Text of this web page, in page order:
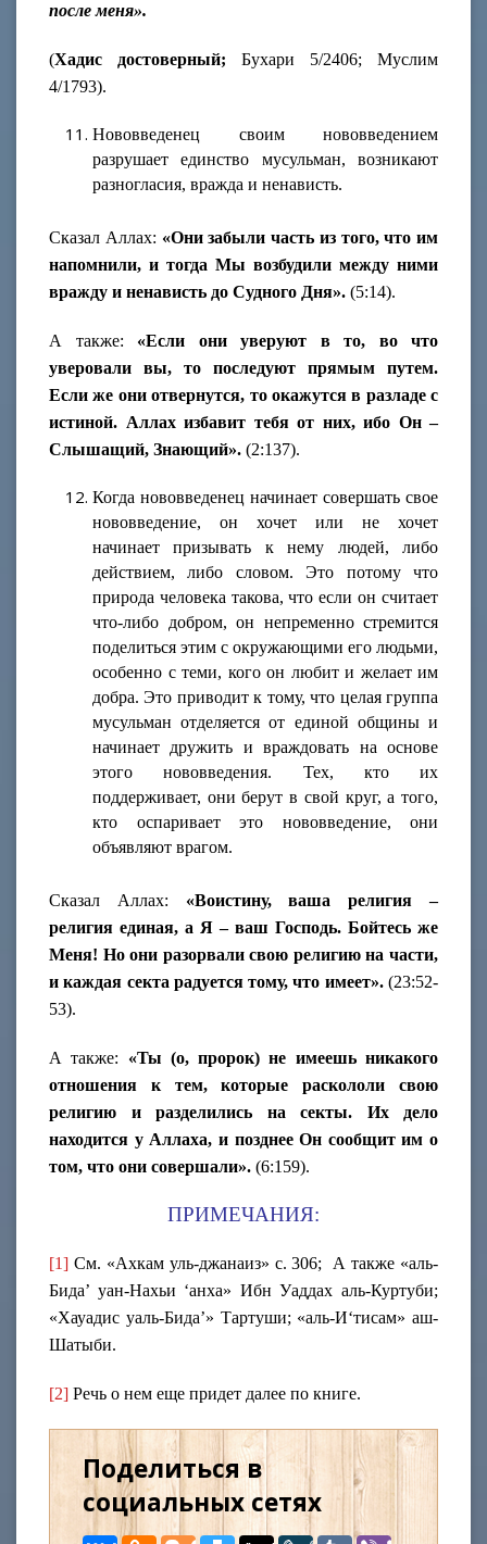
после меня».
(Хадис достоверный; Бухари 5/2406; Муслим
4/1793).
Нововведенец своим нововведением
разрушает единство мусульман, возникают
разногласия, вражда и ненависть.
Сказал Аллах: «Они забыли часть из того, что им
напомнили, и тогда Мы возбудили между ними
вражду и ненависть до Судного Дня». (5:14).
А также: «Если они уверуют в то, во что
уверовали вы, то последуют прямым путем.
Если же они отвернутся, то окажутся в разладе с
истиной. Аллах избавит тебя от них, ибо Он –
Слышащий, Знающий». (2:137).
Когда нововведенец начинает совершать свое
нововведение, он хочет или не хочет
начинает призывать к нему людей, либо
действием, либо словом. Это потому что
природа человека такова, что если он считает
что-либо добром, он непременно стремится
поделиться этим с окружающими его людьми,
особенно с теми, кого он любит и желает им
добра. Это приводит к тому, что целая группа
мусульман отделяется от единой общины и
начинает дружить и враждовать на основе
этого нововведения. Тех, кто их
поддерживает, они берут в свой круг, а того,
кто оспаривает это нововведение, они
объявляют врагом.
Сказал Аллах: «Воистину, ваша религия –
религия единая, а Я – ваш Господь. Бойтесь же
Меня! Но они разорвали свою религию на части,
и каждая секта радуется тому, что имеет».(23:52-
53).
А также: «Ты (о, пророк) не имеешь никакого
отношения к тем, которые раскололи свою
религию и разделились на секты. Их дело
находится у Аллаха, и позднее Он сообщит им о
том, что они совершали». (6:159).
ПРИМЕЧАНИЯ:
[1] См. «Ахкам уль-джанаиз» с. 306; А также «аль-
Бида’ уан-Нахьи ‘анха» Ибн Уаддах аль-Куртуби;
«Хауадис уаль-Бида’» Тартуши; «аль-И‘тисам» аш-
Шатыби.
[2] Речь о нем еще придет далее по книге.
Поделиться в
социальных сетях